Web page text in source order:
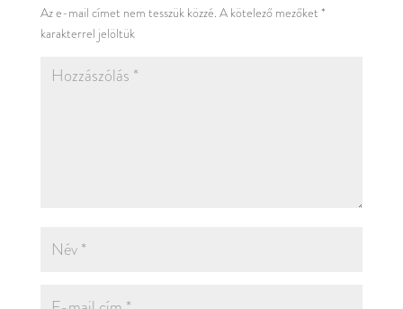
Az e-mail címet nem tesszük közzé. A kötelező mezőket *
karakterrel jelöltük